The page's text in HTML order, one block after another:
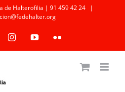
de Halterofilia | 91 459 42 24
|
InstagramYouTubeFlickr